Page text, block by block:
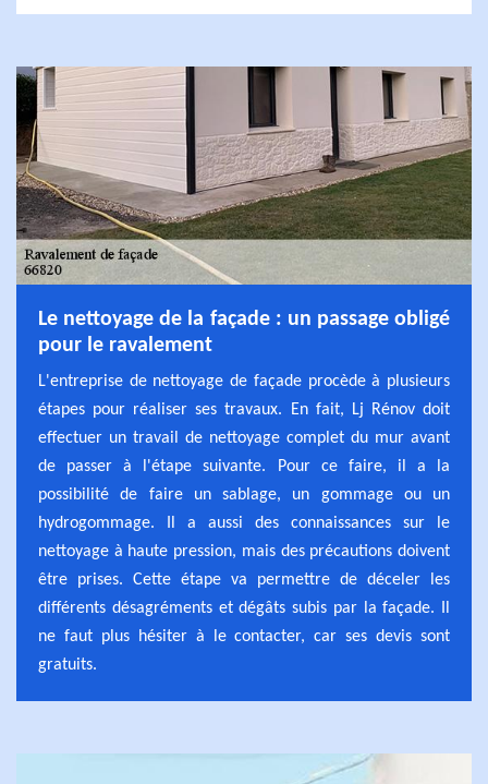
Le nettoyage de la façade : un passage obligé
pour le ravalement
L'entreprise de nettoyage de façade procède à plusieurs
étapes pour réaliser ses travaux. En fait, Lj Rénov doit
effectuer un travail de nettoyage complet du mur avant
de passer à l'étape suivante. Pour ce faire, il a la
possibilité de faire un sablage, un gommage ou un
hydrogommage. Il a aussi des connaissances sur le
nettoyage à haute pression, mais des précautions doivent
être prises. Cette étape va permettre de déceler les
différents désagréments et dégâts subis par la façade. Il
ne faut plus hésiter à le contacter, car ses devis sont
gratuits.